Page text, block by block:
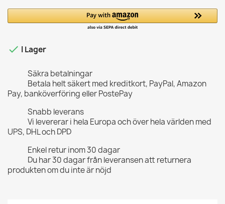
 I Lager
Säkra betalningar
Betala helt säkert med kreditkort, PayPal, Amazon
Pay, banköverföring eller PostePay
Snabb leverans
Vi levererar i hela Europa och över hela världen med
UPS, DHL och DPD
Enkel retur inom 30 dagar
Du har 30 dagar från leveransen att returnera
produkten om du inte är nöjd